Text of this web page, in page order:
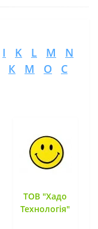
I K L M
N
К М О
С
ТОВ "Хадо
Технологія"